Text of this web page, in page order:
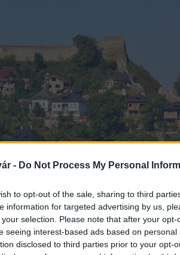
- Do Not Process My Personal
to opt-out of the sale, sharing to third
information for targeted advertising by us,
selection. Please note that after your
seeing interest-based ads based on
disclosed to third parties prior to your opt-